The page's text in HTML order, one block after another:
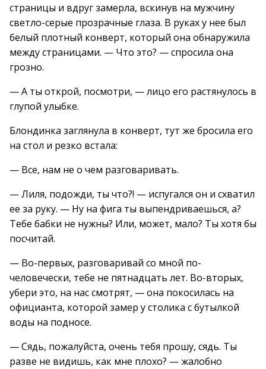
страницы и вдруг замерла, вскинув на мужчину
светло-серые прозрачные глаза. В руках у нее был
белый плотный конверт, который она обнаружила
между страницами. — Что это? — спросила она
грозно.
— А ты открой, посмотри, — лицо его растянулось в
глупой улыбке.
Блондинка заглянула в конверт, тут же бросила его
на стол и резко встала:
— Все, нам не о чем разговаривать.
— Лиля, подожди, ты что?! — испугался он и схватил
ее за руку. — Ну на фига ты выпендриваешься, а?
Тебе бабки не нужны? Или, может, мало? Ты хотя бы
посчитай.
— Во-первых, разговаривай со мной по-
человечески, тебе не пятнадцать лет. Во-вторых,
убери это, на нас смотрят, — она покосилась на
официанта, которой замер у столика с бутылкой
воды на подносе.
— Сядь, пожалуйста, очень тебя прошу, сядь. Ты
разве не видишь, как мне плохо? — жалобно